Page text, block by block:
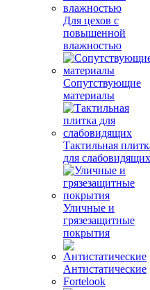
Для цехов с
повышенной
влажностью
Сопутствующие
материалы
Тактильная
для слабовидящих
Уличные и
грязезащитные
покрытия
Антистатические
Fortelook